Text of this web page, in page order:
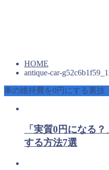
HOME
antique-car-
車の維持費を0円にする裏技
「実質0円になる
する方法7選